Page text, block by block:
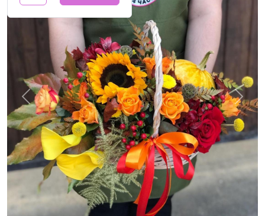
Назад